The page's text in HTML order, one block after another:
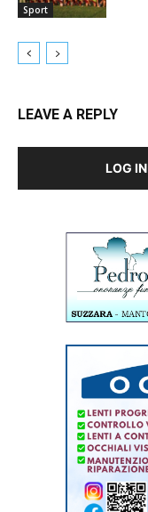
Sport
LEAVE A REPLY
LOG